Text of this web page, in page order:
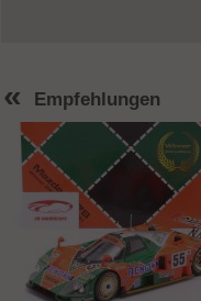
« Empfehlungen